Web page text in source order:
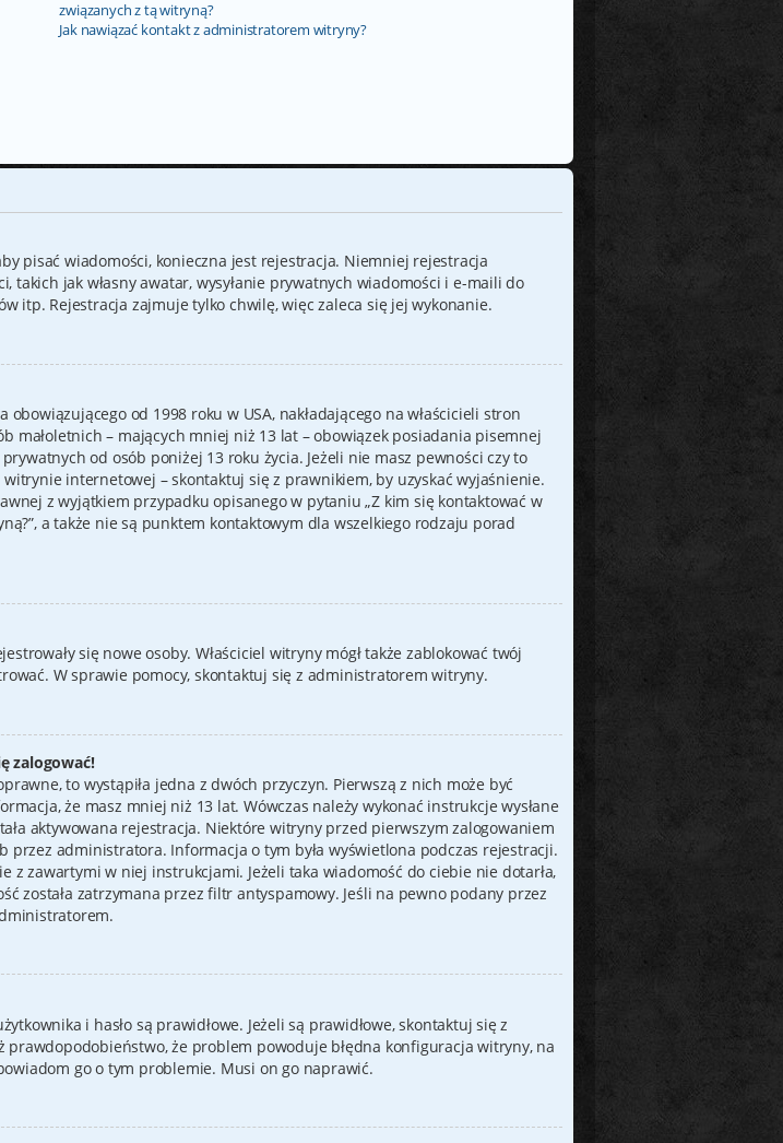
związanych z tą witryną?
Jak nawiązać kontakt z administratorem witryny?
pisać wiadomości, konieczna jest rejestracja. Niemniej rejestracja
jak własny awatar, wysyłanie prywatnych wiadomości i e-maili do
itp. Rejestracja zajmuje tylko chwilę, więc zaleca się jej wykonanie.
od 1998 roku w USA, nakładającego na właścicieli stron
– mających mniej niż 13 lat – obowiązek posiadania pisemnej
od osób poniżej 13 roku życia. Jeżeli nie masz pewności czy to
internetowej – skontaktuj się z prawnikiem, by uzyskać wyjaśnienie.
z wyjątkiem przypadku opisanego w pytaniu „Z kim się kontaktować w
a także nie są punktem kontaktowym dla wszelkiego rodzaju porad
się nowe osoby. Właściciel witryny mógł także zablokować twój
W sprawie pomocy, skontaktuj się z administratorem witryny.
zalogować!
to wystąpiła jedna z dwóch przyczyn. Pierwszą z nich może być
że masz mniej niż 13 lat. Wówczas należy wykonać instrukcje wysłane
aktywowana rejestracja. Niektóre witryny przed pierwszym zalogowaniem
administratora. Informacja o tym była wyświetlona podczas rejestracji.
z zawartymi w niej instrukcjami. Jeżeli taka wiadomość do ciebie nie dotarła,
została zatrzymana przez filtr antyspamowy. Jeśli na pewno podany przez
i hasło są prawidłowe. Jeżeli są prawidłowe, skontaktuj się z
że problem powoduje błędna konfiguracja witryny, na
go o tym problemie. Musi on go naprawić.